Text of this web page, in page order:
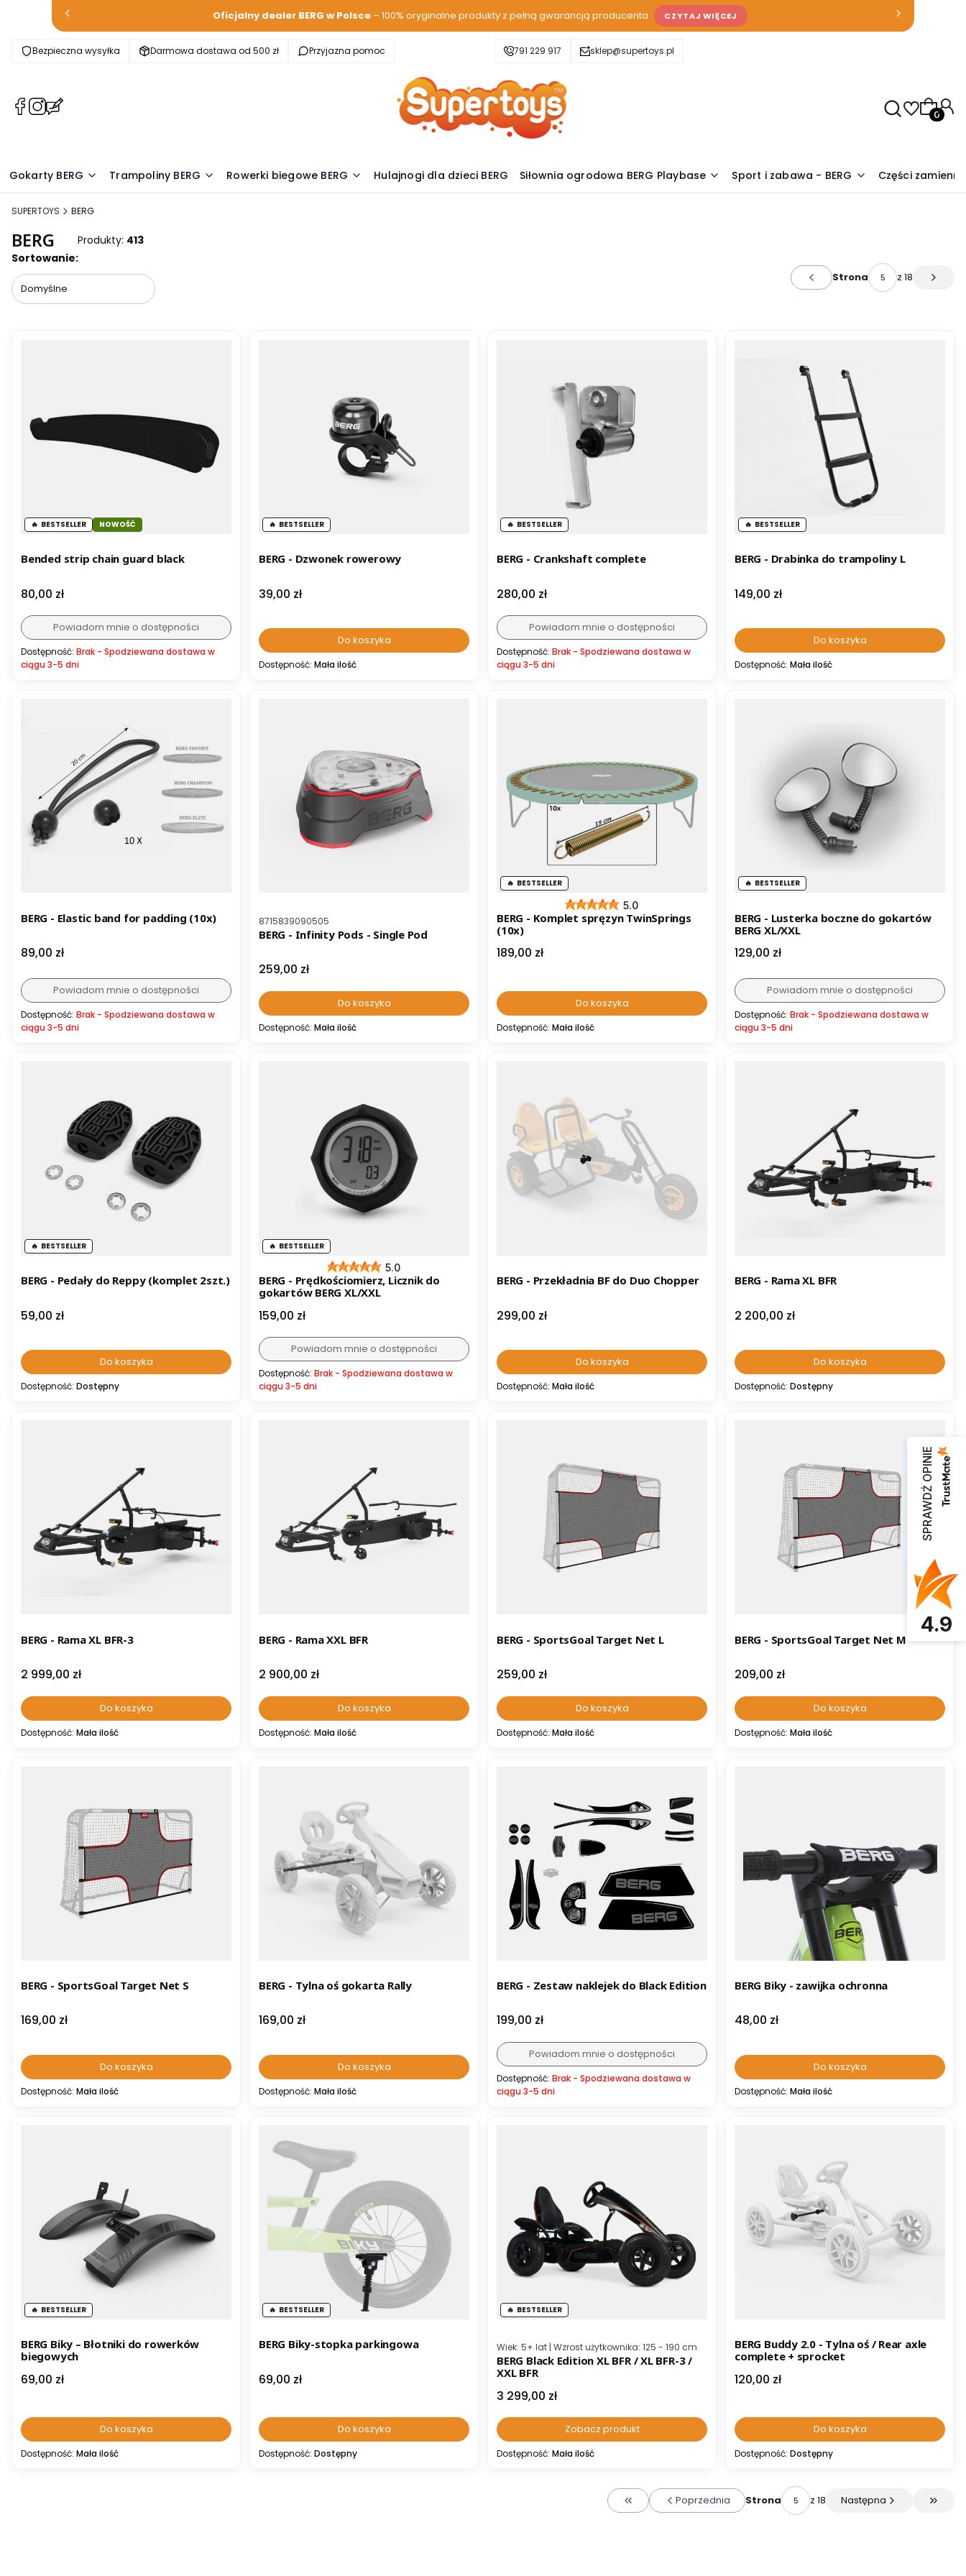
Oficjalny dealer BERG w Polsce – 100% oryginalne produkty z pełną gwarancją producenta CZYTAJ WIĘCEJ
Bezpieczna wysyłka Darmowa dostawa od 500 zł Przyjazna pomoc 791 229 917 sklep@supertoys.pl
(Otwiera
karcie)
(Otwiera
karcie)
(Otwiera
karcie)
Gokarty BERG Trampoliny BERG Rowerki biegowe BERG Hulajnogi dla dzieci BERG Siłownia ogrodowa BERG Playbase Sport i zabawa - BERG Części
SUPERTOYS BERG
BERG Produkty: 413
Lista produktów
Sortowanie:
Domyślne Poprzednie produkty
Strona z 18
BESTSELLER NOWOŚĆ
Bended strip chain guard black
Cena
80,00 zł
Powiadom mnie o dostępności
Dostępność: Brak - Spodziewana dostawa w
ciągu 3-5 dni
BESTSELLER
BERG - Dzwonek rowerowy
Cena
39,00 zł
Do koszyka
Dostępność: Mała ilość
BESTSELLER
BERG - Crankshaft complete
Cena
280,00 zł
Powiadom mnie o dostępności
Dostępność: Brak - Spodziewana dostawa w
ciągu 3-5 dni
BESTSELLER
BERG - Drabinka do trampoliny L
Cena
149,00 zł
Do koszyka
Dostępność: Mała ilość
BERG - Elastic band for padding (10x)
Cena
89,00 zł
Powiadom mnie o dostępności
Dostępność: Brak - Spodziewana dostawa w
ciągu 3-5 dni
Kod producenta
8715839090505
BERG - Infinity Pods - Single Pod
Cena
259,00 zł
Do koszyka
Dostępność: Mała ilość
BESTSELLER
5.0
BERG - Komplet spręzyn TwinSprings
(10x)
Cena
189,00 zł
Do koszyka
Dostępność: Mała ilość
BESTSELLER
BERG - Lusterka boczne do gokartów
BERG XL/XXL
Cena
129,00 zł
Powiadom mnie o dostępności
Dostępność: Brak - Spodziewana dostawa w
ciągu 3-5 dni
BESTSELLER
BERG - Pedały do Reppy (komplet 2szt.)
Cena
59,00 zł
Do koszyka
Dostępność: Dostępny
BESTSELLER
5.0
BERG - Prędkościomierz, Licznik do
gokartów BERG XL/XXL
Cena
159,00 zł
Powiadom mnie o dostępności
Dostępność: Brak - Spodziewana dostawa w
ciągu 3-5 dni
BERG - Przekładnia BF do Duo Chopper
Cena
299,00 zł
Do koszyka
Dostępność: Mała ilość
BERG - Rama XL BFR
Cena
2 200,00 zł
Do koszyka
Dostępność: Dostępny
BERG - Rama XL BFR-3
Cena
2 999,00 zł
Do koszyka
Dostępność: Mała ilość
BERG - Rama XXL BFR
Cena
2 900,00 zł
Do koszyka
Dostępność: Mała ilość
BERG - SportsGoal Target Net L
Cena
259,00 zł
Do koszyka
Dostępność: Mała ilość
BERG - SportsGoal Target Net M
Cena
209,00 zł
Do koszyka
Dostępność: Mała ilość
BERG - SportsGoal Target Net S
Cena
169,00 zł
Do koszyka
Dostępność: Mała ilość
BERG - Tylna oś gokarta Rally
Cena
169,00 zł
Do koszyka
Dostępność: Mała ilość
BERG - Zestaw naklejek do Black Edition
Cena
199,00 zł
Powiadom mnie o dostępności
Dostępność: Brak - Spodziewana dostawa w
ciągu 3-5 dni
BERG Biky - zawijka ochronna
Cena
48,00 zł
Do koszyka
Dostępność: Mała ilość
BESTSELLER
BERG Biky – Błotniki do rowerków
biegowych
Cena
69,00 zł
Do koszyka
Dostępność: Mała ilość
BESTSELLER
BERG Biky-stopka parkingowa
Cena
69,00 zł
Do koszyka
Dostępność: Dostępny
BESTSELLER
Kod producenta
Wiek: 5+ lat | Wzrost użytkownika: 125 - 190 cm
BERG Black Edition XL BFR / XL BFR-3 /
XXL BFR
Cena
3 299,00 zł
Zobacz produkt
Dostępność: Mała ilość
BERG Buddy 2.0 - Tylna oś / Rear axle
complete + sprocket
Cena
120,00 zł
Do koszyka
Dostępność: Dostępny
Wróć do pierwszej strony z produktami
Poprzednia Strona z 18 Następna
SPRAWDŹ OPINIE
4.9